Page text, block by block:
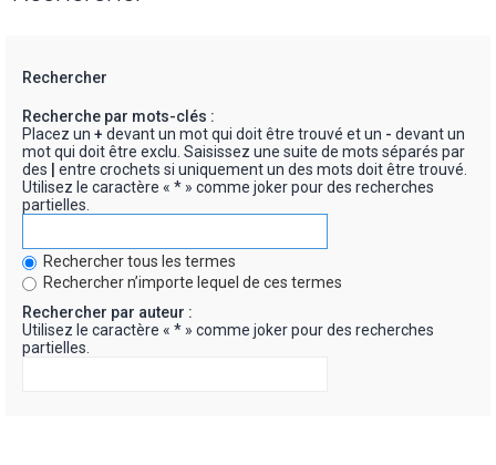
Rechercher
Recherche par mots-clés :
Placez un + devant un mot qui doit être trouvé et un - devant un
mot qui doit être exclu. Saisissez une suite de mots séparés par
des
entre crochets si uniquement un des mots doit être trouvé.
Utilisez le caractère « * » comme joker pour des recherches
partielles.
Rechercher tous les termes
Rechercher n’importe lequel de ces termes
Rechercher par auteur :
Utilisez le caractère « * » comme joker pour des recherches
partielles.